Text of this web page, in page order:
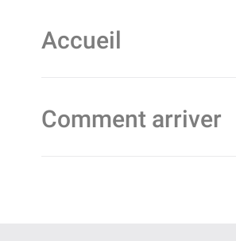
Accueil
Comment arriver